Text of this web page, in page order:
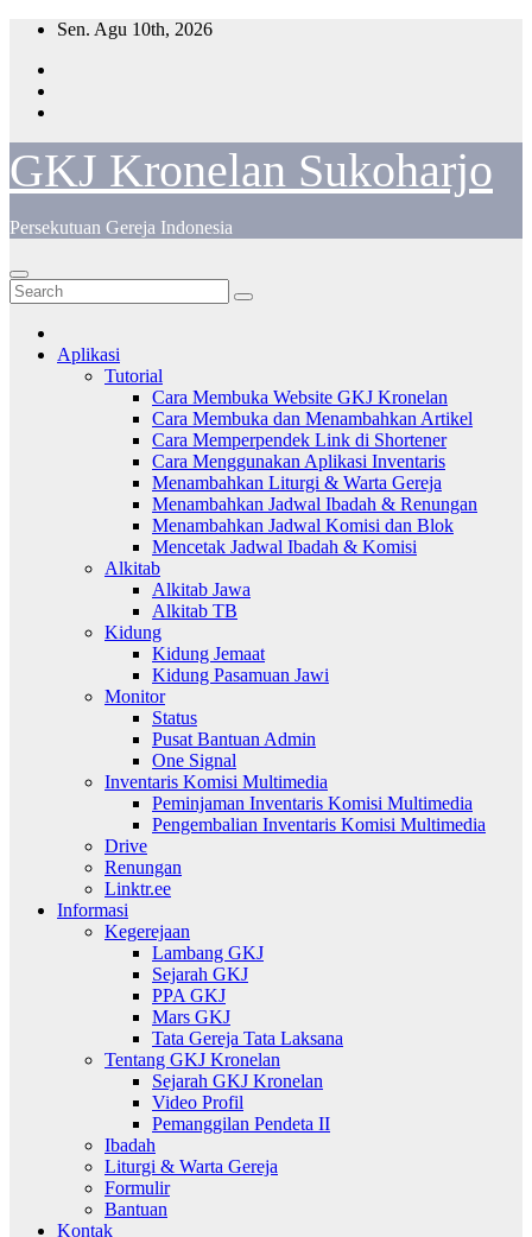
Skip
content
Sen. Agu 10th, 2026
GKJ Kronelan Sukoharjo
Persekutuan Gereja Indonesia
Aplikasi
Tutorial
Cara Membuka Website GKJ Kronelan
Cara Membuka dan Menambahkan Artikel
Cara Memperpendek Link di Shortener
Cara Menggunakan Aplikasi Inventaris
Menambahkan Liturgi & Warta Gereja
Menambahkan Jadwal Ibadah & Renungan
Menambahkan Jadwal Komisi dan Blok
Mencetak Jadwal Ibadah & Komisi
Alkitab
Alkitab Jawa
Alkitab TB
Kidung
Kidung Jemaat
Kidung Pasamuan Jawi
Monitor
Status
Pusat Bantuan Admin
One Signal
Inventaris Komisi Multimedia
Peminjaman Inventaris Komisi Multimedia
Pengembalian Inventaris Komisi Multimedia
Drive
Renungan
Linktr.ee
Informasi
Kegerejaan
Lambang GKJ
Sejarah GKJ
PPA GKJ
Mars GKJ
Tata Gereja Tata Laksana
Tentang GKJ Kronelan
Sejarah GKJ Kronelan
Video Profil
Pemanggilan Pendeta II
Ibadah
Liturgi & Warta Gereja
Formulir
Bantuan
Kontak